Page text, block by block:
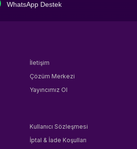
WhatsApp Destek
İletişim
Çözüm Merkezi
Yayıncımız Ol
Kullanıcı Sözleşmesi
İptal & İade Koşulları